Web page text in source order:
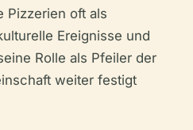
Pizzerien oft als
Ereignisse und
Rolle als Pfeiler der
weiter festigt